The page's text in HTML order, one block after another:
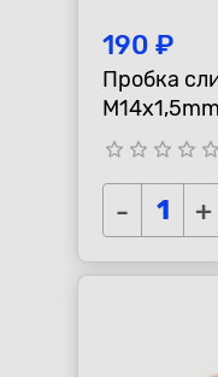
190 ₽
Пробка
star_border star_border star_border star_border star_border
- +